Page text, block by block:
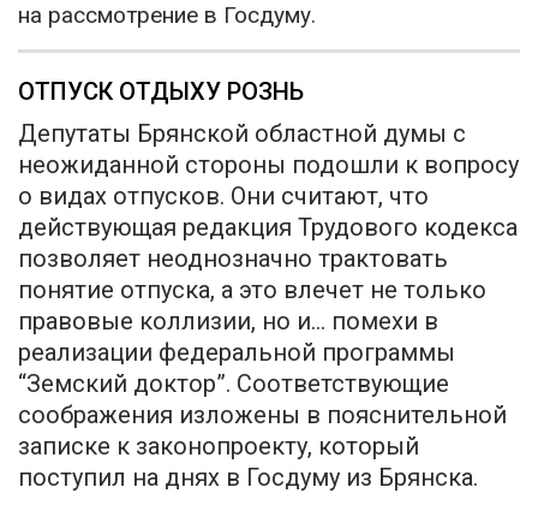
на рассмотрение в Госдуму.
ОТПУСК ОТДЫХУ РОЗНЬ
Депутаты Брянской областной думы с
неожиданной стороны подошли к вопросу
о видах отпусков. Они считают, что
действующая редакция Трудового кодекса
позволяет неоднозначно трактовать
понятие отпуска, а это влечет не только
правовые коллизии, но и… помехи в
реализации федеральной программы
“Земский доктор”. Соответствующие
соображения изложены в пояснительной
записке к законопроекту, который
поступил на днях в Госдуму из Брянска.